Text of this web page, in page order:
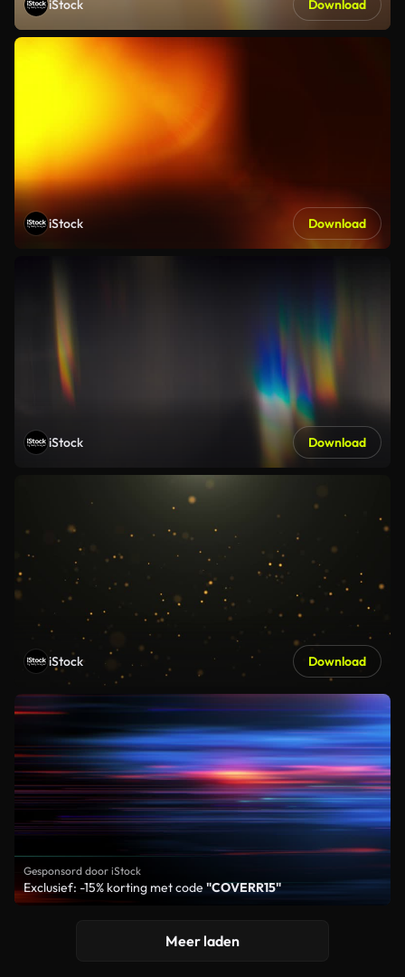
iStock Download
iStock Download
iStock Download
iStock Download
Gesponsord door iStock
Exclusief: -15% korting met code "COVERR15"
Meer laden